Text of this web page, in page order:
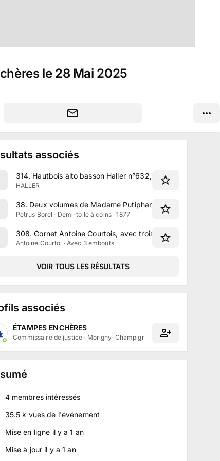
le 28 Mai 2025
associés
314. Hautbois alto basson Haller n°632, complet avec sa
HALLER
38. Deux volumes de Madame Putiphar par Petrus Borel
Petrus Borel · Demi-toile à coins · 1877
308.Cornet Antoine Courtois, avec trois embouts et
Antoine Courtoi · Avec 3 embouts
VOIR TOUS LES RÉSULTATS
associés
ÉTAMPES ENCHÈRES
Commissaire de justice · Morigny-Champigny, Île-de-France
4membresintéressés
35.5 k vues de l'événement
Mise en ligne il y a1 an
Mise à jour il y a1 an